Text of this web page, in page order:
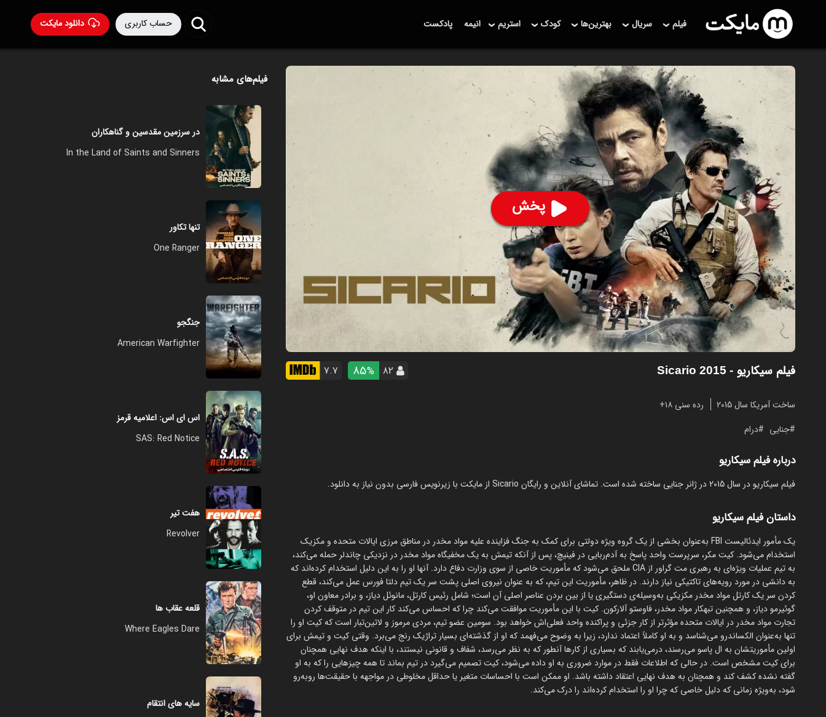
دانلود مایکت حساب کاربری فیلم سریال بهترین‌ها کودک استریم انیمه پادکست
پخش
فیلم سیکاریو - Sicario 2015 ۸۲ 85% ۷.۷
ساخت آمریکا سال 2015
رده سنی ۱۸+
جنایی
درام
درباره فیلم سیکاریو
فیلم سیکاریو در سال 2015 در ژانر جنایی ساخته شده است. تماشای آنلاین و رایگان Sicario از مایکت با زیرنویس فارسی بدون نیاز به دانلود.
داستان فیلم سیکاریو
یک مأمور ایدئالیست FBI به‌عنوان بخشی از یک گروه ویژه دولتی برای کمک به جنگ فزاینده علیه مواد مخدر در مناطق مرزی ایالات متحده و مکزیک
استخدام می‌شود. کیت مکر، سرپرست واحد پاسخ به آدم‌ربایی در فینیچ، پس از آنکه تیمش به یک مخفیگاه مواد مخدر در نزدیکی چاندلر حمله می‌کند،
به تیم عملیات ویژه‌ای به رهبری مت گراور از CIA ملحق می‌شود که مأموریت خاصی از سوی وزارت دفاع دارد. آنها او را به این دلیل استخدام کرده‌اند که
به دانشی در مورد رویه‌های تاکتیکی نیاز دارند. در ظاهر، مأموریت این تیم، که به عنوان نیروی اصلی پشت سر یک تیم دلتا فورس عمل می‌کند، قطع
کردن سر یک کارتل مواد مخدر مکزیکی به‌وسیله‌ی دستگیری یا از بین بردن عناصر اصلی آن است؛ شامل رئیس کارتل، مانوئل دیاز، و برادر معاون او،
گوئیرمو دیاز، و همچنین تبهکار مواد مخدر، فاوستو آلارکون. کیت با این مأموریت موافقت می‌کند چرا که احساس می‌کند کار این تیم در متوقف کردن
تجارت مواد مخدر در ایالات متحده مؤثرتر از کار جزئی و پراکنده واحد فعلی‌اش خواهد بود. سومین عضو تیم، مردی مرموز و لاتین‌تبار است که کیت او را
تنها به‌عنوان الکساندرو می‌شناسد و به او کاملاً اعتماد ندارد، زیرا به وضوح می‌فهمد که او از گذشته‌ای بسیار تراژیک رنج می‌برد. وقتی کیت و تیمش برای
اولین مأموریتشان به ال پاسو می‌رسند، درمی‌یابند که بسیاری از کارها آنطور که به نظر می‌رسد، شفاف و قانونی نیستند، با اینکه هدف نهایی همچنان
برای کیت مشخص است. در حالی که اطلاعات فقط در موارد ضروری به او داده می‌شود، کیت تصمیم می‌گیرد در تیم بماند تا همه چیزهایی را که به او
گفته نشده کشف کند و همچنان به هدف نهایی اعتقاد داشته باشد. او ممکن است با احساسات متغیر یا حداقل مخلوطی در مواجهه با حقیقت‌ها روبه‌رو
شود، به‌ویژه زمانی که دلیل خاصی که چرا او را استخدام کرده‌اند را درک می‌کند.
فیلم‌های مشابه
در سرزمین مقدسین و گناهکاران
In the Land of Saints and Sinners
تنها تکاور
One Ranger
جنگجو
American Warfighter
اس ای اس: اعلامیه قرمز
SAS: Red Notice
هفت تیر
Revolver
قلعه عقاب ها
Where Eagles Dare
سایه های انتقام